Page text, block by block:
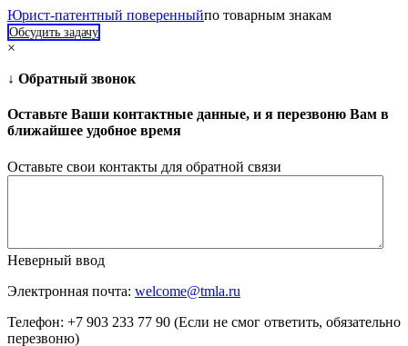
Юрист-патентный поверенныйпо товарным знакам
Обсудить задачу
×
↓ Обратный звонок
Оставьте Ваши контактные данные, и я перезвоню Вам в
ближайшее удобное время
Оставьте свои контакты для обратной связи
Неверный ввод
Электронная почта: welcome@tmla.ru
Телефон: +7 903 233 77 90 (Если не смог ответить, обязательно
перезвоню)